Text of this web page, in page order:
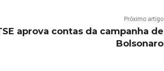
Próximo artigo
aprova contas da campanha de
Bolsonaro